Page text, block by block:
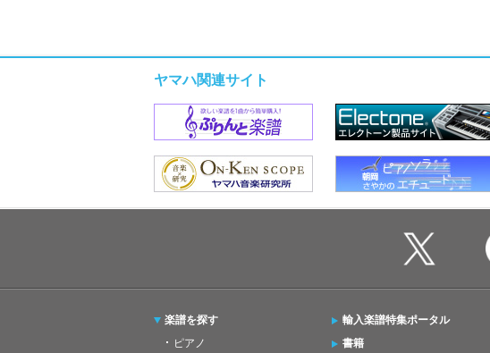
ヤマハ関連サイト
楽譜を探す
ピアノ
輸入楽譜特集ポータル
書籍